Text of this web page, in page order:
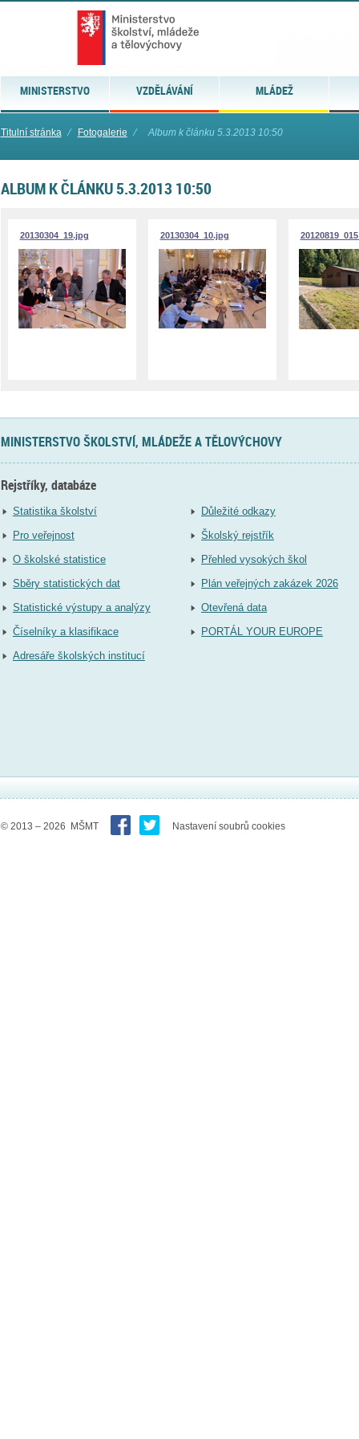
MINISTERSTVO VZDĚLÁVÁNÍ MLÁDEŽ
Titulní stránka ⁄ Fotogalerie ⁄ Album k článku 5.3.2013 10:50
ALBUM K ČLÁNKU 5.3.2013 10:50
20130304_19.jpg 20130304_10.jpg
MINISTERSTVO ŠKOLSTVÍ, MLÁDEŽE A TĚLOVÝCHOVY
Rejstříky, databáze
Statistika školství
Pro veřejnost
O školské statistice
Sběry statistických dat
Statistické výstupy a analýzy
Číselníky a klasifikace
Adresáře školských institucí
Důležité odkazy
Školský rejstřík
Přehled vysokých škol
Plán veřejných zakázek 2026
Otevřená data
PORTÁL YOUR EUROPE
© 2013 – 2026 MŠMT Nastavení soubrů cookies